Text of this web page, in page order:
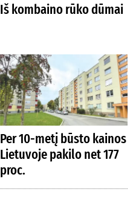
Iš kombaino rūko dūmai
Per 10-metį būsto kainos
Lietuvoje pakilo net 177
proc.